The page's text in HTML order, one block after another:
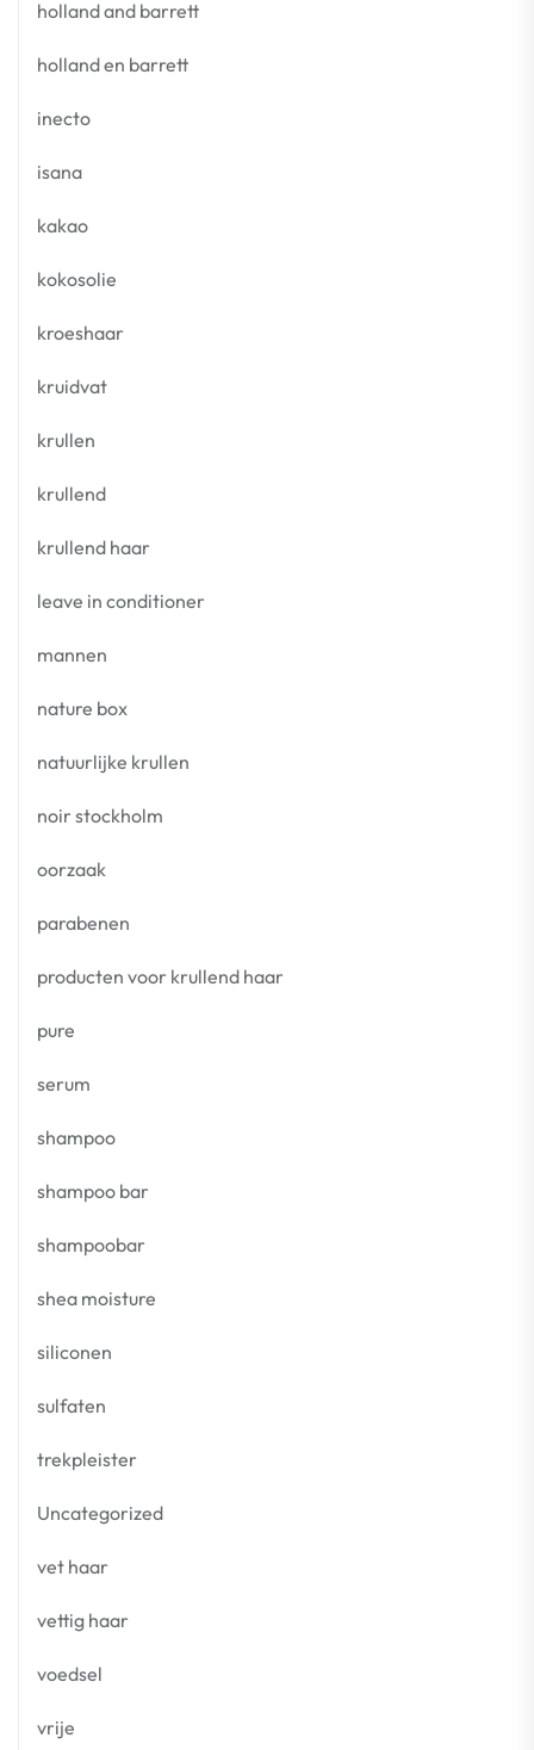
holland and barrett
holland en barrett
inecto
isana
kakao
kokosolie
kroeshaar
kruidvat
krullen
krullend
krullend haar
leave in conditioner
mannen
nature box
natuurlijke krullen
noir stockholm
oorzaak
parabenen
producten voor krullend haar
pure
serum
shampoo
shampoo bar
shampoobar
shea moisture
siliconen
sulfaten
trekpleister
Uncategorized
vet haar
vettig haar
voedsel
vrije